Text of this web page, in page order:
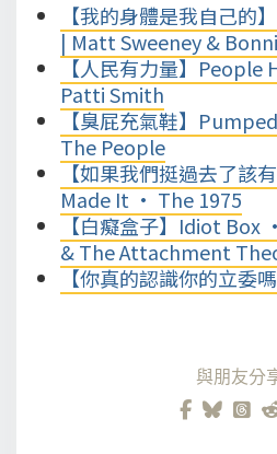
【我的身體是我自己的
| Matt Sweeney &
【人民有力量】People
Patti Smith
【臭屁充氣鞋】
The People
【如果我們挺過去了該
Made It • The 1975
【白癡盒子】Idiot Box
& The Attachment
【你真的認識你的立委嗎
與朋友分